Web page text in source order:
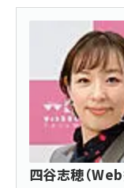
四谷志穂（Web